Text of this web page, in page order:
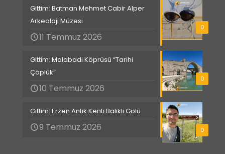
0
Gittim: Batman Mehmet Cabir Alper
Arkeoloji Müzesi
11 Temmuz 2026
0
Gittim: Malabadi Köprüsü “Tarihi
Çöplük”
10 Temmuz 2026
0
Gittim: Erzen Antik Kenti Balıklı Gölü
9 Temmuz 2026